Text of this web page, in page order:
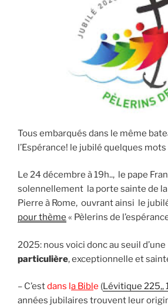
Tous embarqués dans le même
l’Espérance! le jubilé quelques mots
Le 24 décembre à 19h.., le pape
solennellement la porte sainte de
Pierre à Rome, ouvrant ainsi le
pour thème « Pèlerins de
2025: nous voici donc au seuil d’une
particulière, exceptionnelle et
– C’estdans la Bible (Lévitique 225,,
années jubilaires trouvent leur